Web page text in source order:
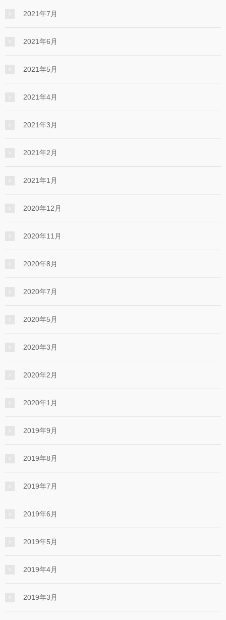
2021年7月
2021年6月
2021年5月
2021年4月
2021年3月
2021年2月
2021年1月
2020年12月
2020年11月
2020年8月
2020年7月
2020年5月
2020年3月
2020年2月
2020年1月
2019年9月
2019年8月
2019年7月
2019年6月
2019年5月
2019年4月
2019年3月